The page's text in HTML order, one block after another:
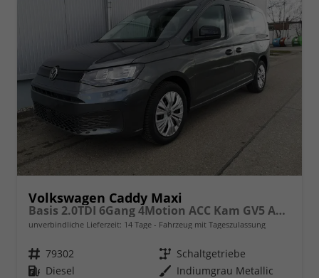
Volkswagen Caddy Maxi
Basis 2.0TDI 6Gang 4Motion ACC Kam GV5 App AHK Reling
unverbindliche Lieferzeit: 14 Tage Fahrzeug mit Tageszulassung
Fahrzeugnr. 79302 Getriebe Schaltgetriebe
Kraftstoff Diesel Außenfarbe Indiumgrau Metallic